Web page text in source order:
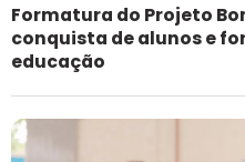
Formatura do Projeto
conquista de alunos e
educação